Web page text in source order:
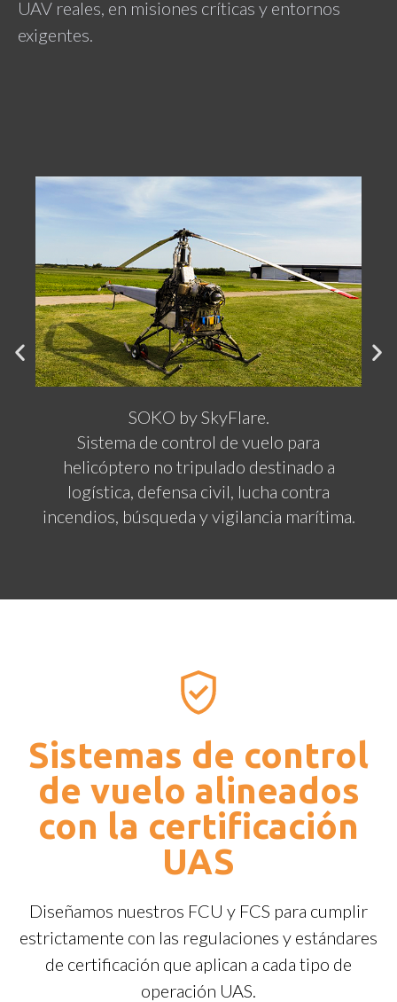
UAV reales, en misiones críticas y entornos
exigentes.
SOKO by SkyFlare.
Sistema de control de vuelo para
helicóptero no tripulado destinado a
logística, defensa civil, lucha contra
incendios, búsqueda y vigilancia marítima.
Sistemas de control
de vuelo alineados
con la certificación
UAS
Diseñamos nuestros FCU y FCS para cumplir
estrictamente con las regulaciones y estándares
de certificación que aplican a cada tipo de
operación UAS.